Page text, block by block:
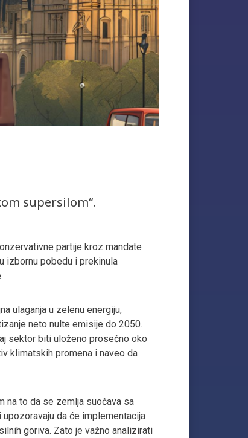
supersilom“.
partije kroz mandate
izbornu pobedu i prekinula
ulaganja u zelenu energiju,
neto nulte emisije do 2050.
sektor biti uloženo prosečno oko
klimatskih promena i naveo da
na to da se zemlja suočava sa
da će implementacija
goriva. Zato je važno analizirati